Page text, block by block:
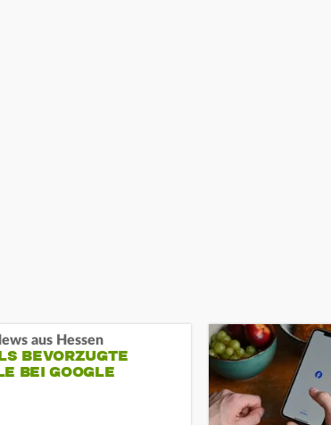
aus Hessen
BEVORZUGTE
BEI GOOGLE